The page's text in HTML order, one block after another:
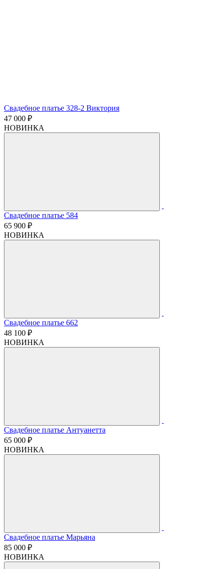
Свадебное платье 328-2 Виктория
47 000 ₽
НОВИНКА
Свадебное платье 584
65 900 ₽
НОВИНКА
Свадебное платье 662
48 100 ₽
НОВИНКА
Свадебное платье Антуанетта
65 000 ₽
НОВИНКА
Свадебное платье Марьяна
85 000 ₽
НОВИНКА